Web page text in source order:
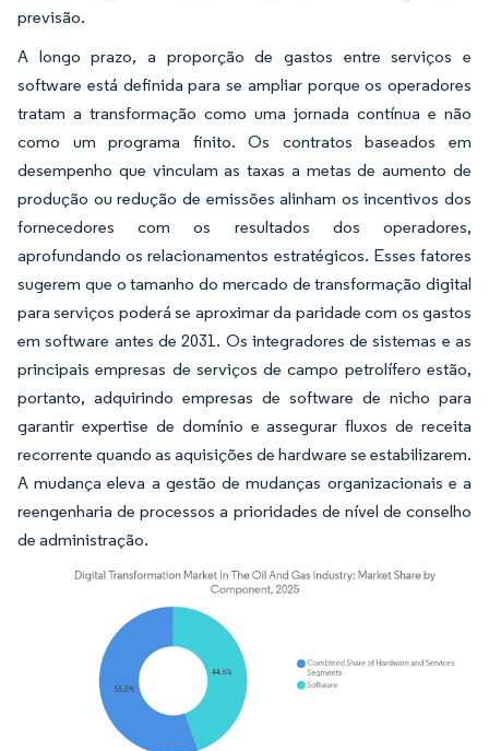
previsão.
A longo prazo, a proporção de gastos entre serviços e
software está definida para se ampliar porque os operadores
tratam a transformação como uma jornada contínua e não
como um programa finito. Os contratos baseados em
desempenho que vinculam as taxas a metas de aumento de
produção ou redução de emissões alinham os incentivos dos
fornecedores com os resultados dos operadores,
aprofundando os relacionamentos estratégicos. Esses fatores
sugerem que o tamanho do mercado de transformação digital
para serviços poderá se aproximar da paridade com os gastos
em software antes de 2031. Os integradores de sistemas e as
principais empresas de serviços de campo petrolífero estão,
portanto, adquirindo empresas de software de nicho para
garantir expertise de domínio e assegurar fluxos de receita
recorrente quando as aquisições de hardware se estabilizarem.
A mudança eleva a gestão de mudanças organizacionais e a
reengenharia de processos a prioridades de nível de conselho
de administração.